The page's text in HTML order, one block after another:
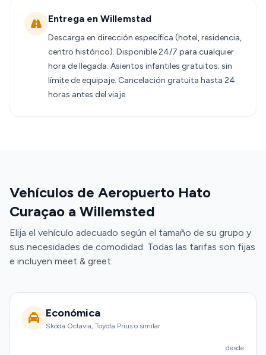
Entrega en Willemstad
Descarga en dirección específica (hotel, residencia,
centro histórico). Disponible 24/7 para cualquier
hora de llegada. Asientos infantiles gratuitos; sin
límite de equipaje. Cancelación gratuita hasta 24
horas antes del viaje.
Vehículos de Aeropuerto Hato
Curaçao a Willemsted
Elija el vehículo adecuado según el tamaño de su grupo y
sus necesidades de comodidad. Todas las tarifas son fijas
e incluyen meet & greet.
Económica
Skoda Octavia, Toyota Prius o similar
desde